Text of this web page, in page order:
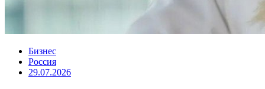
Бизнес
Россия
29.07.2026